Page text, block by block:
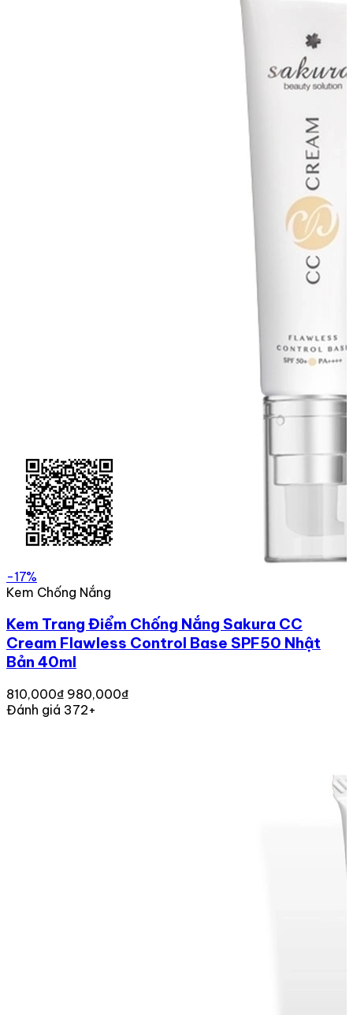
-17%
Kem Chống Nắng
Kem Trang Điểm Chống Nắng Sakura CC
Cream Flawless Control Base SPF50 Nhật
Bản 40ml
810,000₫ 980,000₫
Đánh giá 372+